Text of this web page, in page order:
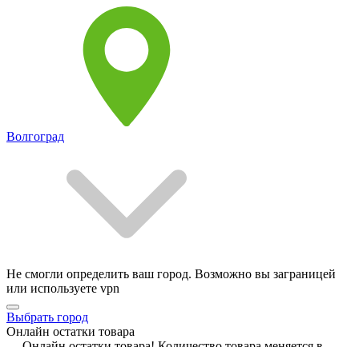
Волгоград
Не смогли определить ваш город. Возможно вы заграницей
или используете vpn
Выбрать город
Онлайн остатки товара